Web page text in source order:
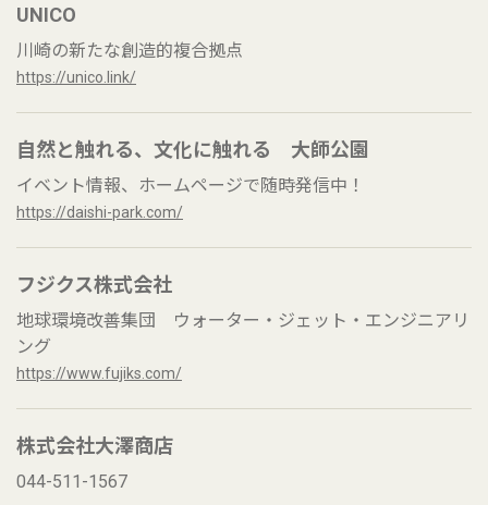
UNICO
川崎の新たな創造的複合拠点
https://unico.link/
自然と触れる、文化に触れる 大師公園
イベント情報、ホームページで随時発信中！
https://daishi-park.com/
フジクス株式会社
地球環境改善集団 ウォーター・ジェット・エンジニアリ
ング
https://www.fujiks.com/
株式会社大澤商店
044-511-1567